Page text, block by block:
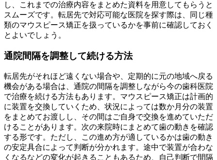
し、これまでの治療内容をまとめた資料を用意してもらうと
スムーズです。転居先で対応可能な医院を探す際は、同じ種
類のマウスピース矯正を扱っているかを事前に確認しておく
とよいでしょう。
通院間隔を調整して続ける方法
転居先がそれほど遠くない場合や、定期的に元の地域へ戻る
機会がある場合は、通院の間隔を調整しながら今の歯科医院
で治療を続ける方法もあります。マウスピース矯正は計画的
に装置を交換していくため、状況によっては数か月分の装置
をまとめてお渡しし、その間はご自身で交換を進めていただ
けることがあります。次の来院時にまとめて歯の動きを確認
する形です。ただし、この進め方が適しているかは歯の動き
の安定具合によって判断が分かれます。途中で装置が合わな
くなるなどの変化が起きることもあるため、自己判断で間隔